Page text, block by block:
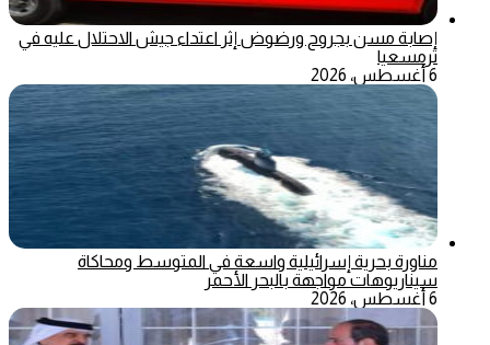
إصابة مسن بجروح ورضوض إثر اعتداء جيش الاحتلال عليه في
ترمسعيا
6 أغسطس، 2026
مناورة بحرية إسرائيلية واسعة في المتوسط ومحاكاة
سيناريوهات مواجهة بالبحر الأحمر
6 أغسطس، 2026